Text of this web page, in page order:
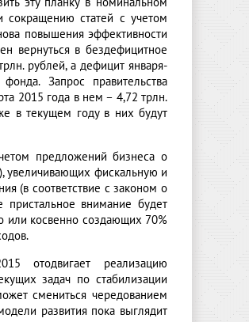
статей с учетом
повышения эффективности
вернуться в бездефицитное
рублей, а дефицит января-
Запрос правительства
2015 года в нем – 4,72 трлн.
в текущем году в них будут
предложений бизнеса о
увеличивающих фискальную и
(в соответствие с законом о
внимание будет
или косвенно создающих 70%
отодвигает реализацию
задач по стабилизации
смениться чередованием
развития пока выглядит